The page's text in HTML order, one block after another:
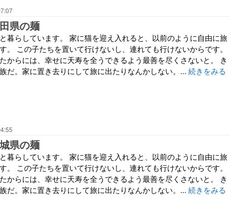
県の麺
暮らしています。 家に猫を迎え入れると、以前のように自由に旅
。 この子たちを置いて行けないし、連れても行けないからです。
からには、幸せに天寿を全うできるよう最善を尽くさないと。 き
だ。家に置き去りにして旅に出たりなんかしない。... 続きをみる
県の麺
暮らしています。 家に猫を迎え入れると、以前のように自由に旅
。 この子たちを置いて行けないし、連れても行けないからです。
からには、幸せに天寿を全うできるよう最善を尽くさないと。 き
だ。家に置き去りにして旅に出たりなんかしない。... 続きをみる